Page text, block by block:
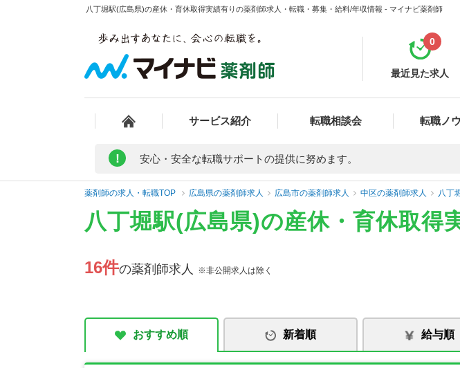
八丁堀駅(広島県)の産休・育休取得実績有りの薬剤師求人・転職・募集・給料/年収情報 - マイナビ薬剤師
最近見た求人
0
サービス紹介 転職相談会 転職ノ
! 安心・安全な転職サポートの提供に努めます。
薬剤師の求人・転職TOP 広島県の薬剤師求人 広島市の薬剤師求人 中区の薬剤師求人 八丁
八丁堀駅(広島県)の産休・育休取得
16件の薬剤師求人 ※非公開求人は除く
おすすめ順 新着順 給与順